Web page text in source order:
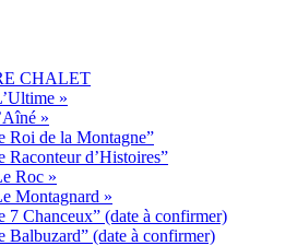
CHALET
»
»
Roi de la Montagne”
Raconteur d’Histoires”
Roc »
Montagnard »
7 Chanceux” (date à confirmer)
Balbuzard” (date à confirmer)